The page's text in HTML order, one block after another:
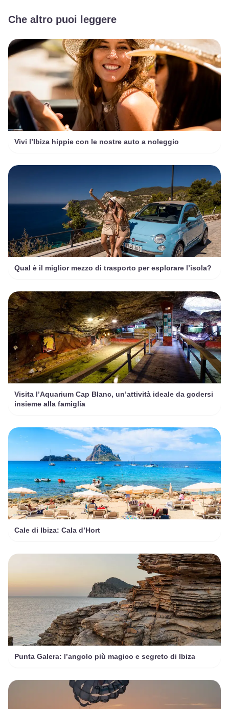
Che altro puoi leggere
Vivi l’Ibiza hippie con le nostre auto a noleggio
Qual è il miglior mezzo di trasporto per esplorare l’isola?
Visita l’Aquarium Cap Blanc, un’attività ideale da godersi
insieme alla famiglia
Cale di Ibiza: Cala d’Hort
Punta Galera: l’angolo più magico e segreto di Ibiza